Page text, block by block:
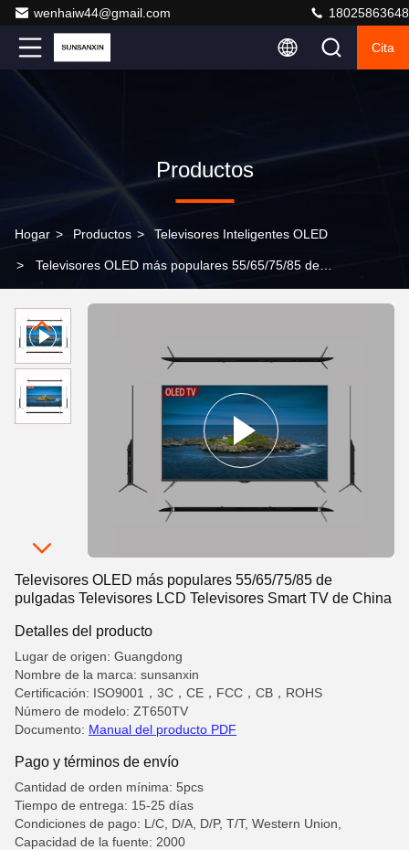
wenhaiw44@gmail.com 18025863648
Cita
Productos
Hogar > Productos > Televisores Inteligentes OLED
> Televisores OLED más populares 55/65/75/85 de
China
Televisores OLED más populares 55/65/75/85 de
pulgadas Televisores LCD Televisores Smart TV de China
Detalles del producto
Lugar de origen: Guangdong
Nombre de la marca: sunsanxin
Certificación: ISO9001，3C，CE，FCC，CB，ROHS
Número de modelo: ZT650TV
Documento: Manual del producto PDF
Pago y términos de envío
Cantidad de orden mínima: 5pcs
Tiempo de entrega: 15-25 días
Condiciones de pago: L/C, D/A, D/P, T/T, Western Union,
Capacidad de la fuente: 2000